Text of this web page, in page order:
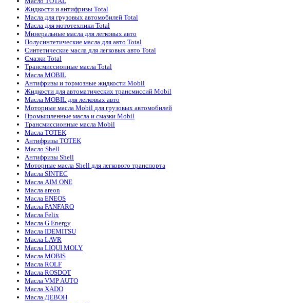
Жидкости и антифризы Total
Масла для грузовых автомобилей Total
Масла для мототехники Total
Минеральные масла для легковых авто
Полусинтетические масла для авто Total
Синтетические масла для легковых авто Total
Смазки Total
Трансмиссионные масла Total
Масла MOBIL
Антифризы и тормозные жидкости Mobil
Жидкости для автоматических трансмиссий Mobil
Масла MOBIL для легковых авто
Моторные масла Mobil для грузовых автомобилей
Промышленные масла и смазки Mobil
Трансмиссионные масла Mobil
Масла TOTEK
Антифризы TOTEK
Масло Shell
Антифризы Shell
Моторные масла Shell для легкового транспорта
Масла SINTEC
Масла AIM ONE
Масла areon
Масла ENEOS
Масла FANFARO
Масла Felix
Масла G Energy
Масла IDEMITSU
Масла LAVR
Масла LIQUI MOLY
Масла MOBIS
Масла ROLF
Масла ROSDOT
Масла VMP AUTO
Масла XADO
Масла ДЕВОН